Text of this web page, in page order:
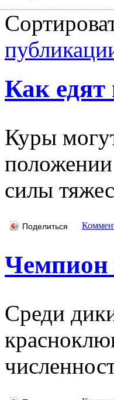
Как
Куры
силы
Поделиться
Чемпион
Среди